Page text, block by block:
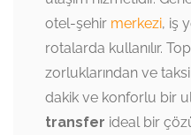
otel-şehir merkezi, iş
rotalarda kullanılır.
zorluklarından ve
dakik ve konforlu bir
transfer ideal bir